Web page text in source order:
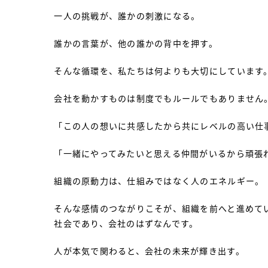
一人の挑戦が、誰かの刺激になる。
誰かの言葉が、他の誰かの背中を押す。
そんな循環を、私たちは何よりも大切にしています。
会社を動かすものは制度でもルールでもありません。
「この人の想いに共感したから共にレベルの高い仕
「一緒にやってみたいと思える仲間がいるから頑張
組織の原動力は、仕組みではなく人のエネルギー。
そんな感情のつながりこそが、組織を前へと進めて
社会であり、会社のはずなんです。
人が本気で関わると、会社の未来が輝き出す。